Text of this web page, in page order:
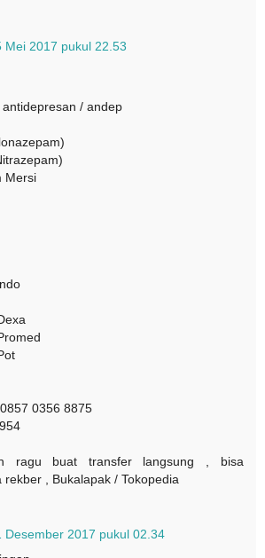
Mei 2017 pukul 22.53
/ andep
Mersi
0356 8875
ragu buat transfer langsung , bisa
rekber , Bukalapak / Tokopedia
Desember 2017 pukul 02.34